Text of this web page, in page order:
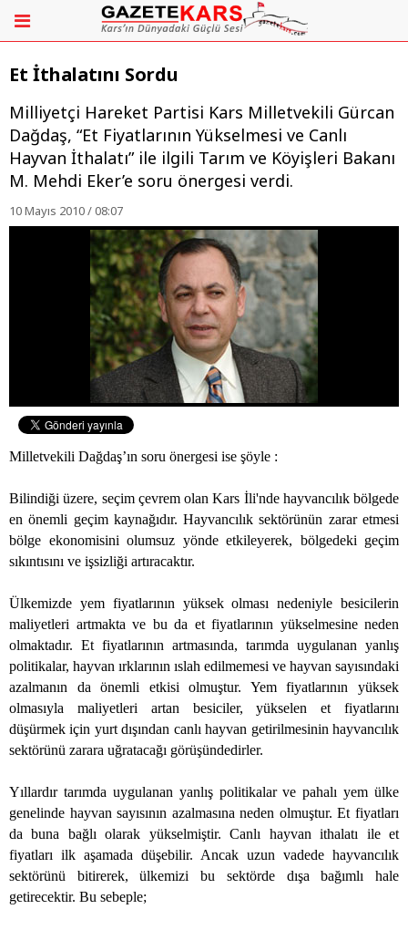
Et İthalatını Sordu
Milliyetçi Hareket Partisi Kars Milletvekili Gürcan
Dağdaş, “Et Fiyatlarının Yükselmesi ve Canlı
Hayvan İthalatı” ile ilgili Tarım ve Köyişleri Bakanı
M. Mehdi Eker’e soru önergesi verdi.
10 Mayıs 2010 / 08:07
Milletvekili Dağdaş’ın soru önergesi ise şöyle :
Bilindiği üzere, seçim çevrem olan Kars İli'nde hayvancılık bölgede
en önemli geçim kaynağıdır. Hayvancılık sektörünün zarar etmesi
bölge ekonomisini olumsuz yönde etkileyerek, bölgedeki geçim
sıkıntısını ve işsizliği artıracaktır.
Ülkemizde yem fiyatlarının yüksek olması nedeniyle besicilerin
maliyetleri artmakta ve bu da et fiyatlarının yükselmesine neden
olmaktadır. Et fiyatlarının artmasında, tarımda uygulanan yanlış
politikalar, hayvan ırklarının ıslah edilmemesi ve hayvan sayısındaki
azalmanın da önemli etkisi olmuştur. Yem fiyatlarının yüksek
olmasıyla maliyetleri artan besiciler, yükselen et fiyatlarını
düşürmek için yurt dışından canlı hayvan getirilmesinin hayvancılık
sektörünü zarara uğratacağı görüşündedirler.
Yıllardır tarımda uygulanan yanlış politikalar ve pahalı yem ülke
genelinde hayvan sayısının azalmasına neden olmuştur. Et fiyatları
da buna bağlı olarak yükselmiştir. Canlı hayvan ithalatı ile et
fiyatları ilk aşamada düşebilir. Ancak uzun vadede hayvancılık
sektörünü bitirerek, ülkemizi bu sektörde dışa bağımlı hale
getirecektir. Bu sebeple;